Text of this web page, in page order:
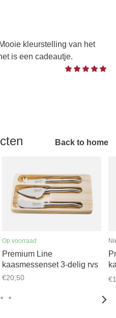
kleurstelling van het
is een cadeautje.
Back to home
Op voorraad
Premium Line
kaasmessenset 3-delig rvs
€20,50